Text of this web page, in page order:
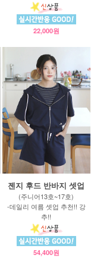
22,000원
젠지 후드 반바지 셋업
(주니어13호~17호)
-데일리 여름 셋업 추천!! 강
추!!
54,400원